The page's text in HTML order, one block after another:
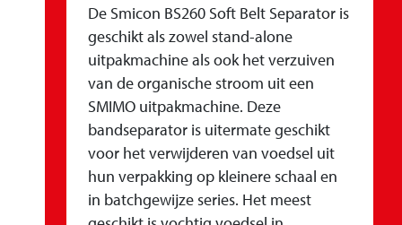
De Smicon BS260 Soft Belt Separator is
geschikt als zowel stand-alone
uitpakmachine als ook het verzuiven
van de organische stroom uit een
SMIMO uitpakmachine. Deze
bandseparator is uitermate geschikt
voor het verwijderen van voedsel uit
hun verpakking op kleinere schaal en
in batchgewijze series. Het meest